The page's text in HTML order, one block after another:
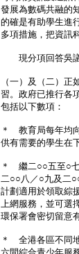
發展為數碼共融的
的確是有助學生進
多項措施，把資訊
現分項回答吳議
（一）及（二）
習。政府已推行各
包括以下數項：
＊ 教育局每年均
供有需要的學生在
＊ 繼二○○五至○
二○○八／○九及二
計劃適用於領取綜
上網服務，並可選
環保署會密切留意
＊ 全港各區不同